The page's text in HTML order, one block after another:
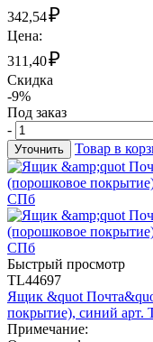
342,54₽
Цена:
311,40₽
Скидка
-9%
Под заказ
-
Уточнить Товар в
Быстрый просмотр
TL44697
Ящик &quot
покрытие), синий арт.
Примечание: